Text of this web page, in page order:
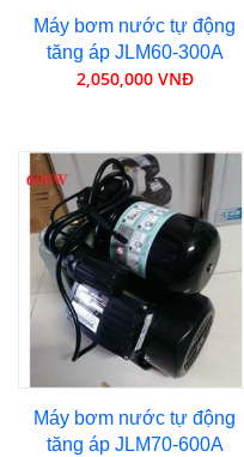
Máy bơm nước tự động
tăng áp JLM60-300A
2,050,000 VNĐ
Máy bơm nước tự động
tăng áp JLM70-600A